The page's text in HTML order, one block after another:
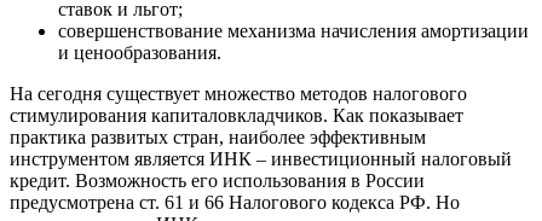
ставок и льгот;
совершенствование механизма начисления амортизации
и ценообразования.
На сегодня существует множество методов налогового
стимулирования капиталовкладчиков. Как показывает
практика развитых стран, наиболее эффективным
инструментом является ИНК – инвестиционный налоговый
кредит. Возможность его использования в России
предусмотрена ст. 61 и 66 Налогового кодекса РФ. Но